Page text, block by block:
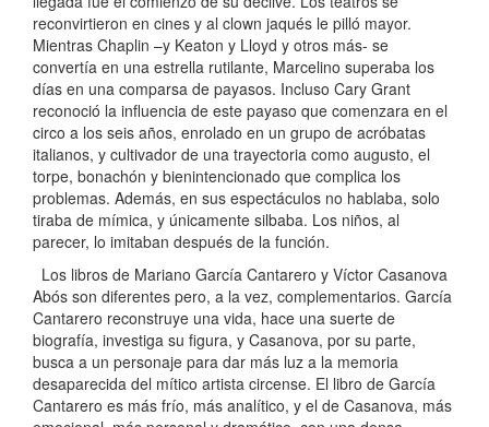
reconvirtieron en cines y al clown jaqués le pilló mayor.
Mientras Chaplin –y Keaton y Lloyd y otros más- se
convertía en una estrella rutilante, Marcelino superaba los
días en una comparsa de payasos. Incluso Cary Grant
reconoció la influencia de este payaso que comenzara en el
circo a los seis años, enrolado en un grupo de acróbatas
italianos, y cultivador de una trayectoria como augusto, el
torpe, bonachón y bienintencionado que complica los
problemas. Además, en sus espectáculos no hablaba, solo
tiraba de mímica, y únicamente silbaba. Los niños, al
parecer, lo imitaban después de la función.
Los libros de Mariano García Cantarero y Víctor Casanova
Abós son diferentes pero, a la vez, complementarios. García
Cantarero reconstruye una vida, hace una suerte de
biografía, investiga su figura, y Casanova, por su parte,
busca a un personaje para dar más luz a la memoria
desaparecida del mítico artista circense. El libro de García
Cantarero es más frío, más analítico, y el de Casanova, más